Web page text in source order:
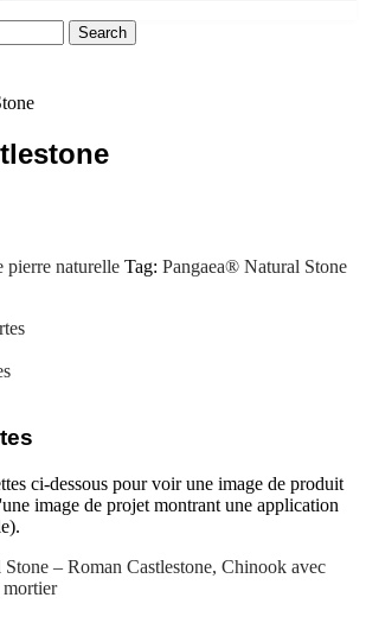
pierre naturelle Tag: Pangaea® Natural Stone
ci-dessous pour voir une image de produit
image de projet montrant une application